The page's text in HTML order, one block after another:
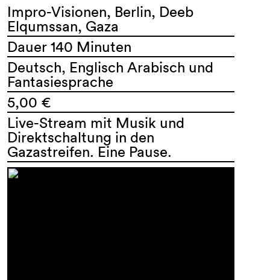
Impro-Visionen, Berlin, Deeb
Elqumssan, Gaza
Dauer 140 Minuten
Deutsch, Englisch Arabisch und
Fantasiesprache
5,00 €
Live-Stream mit Musik und
Direktschaltung in den
Gazastreifen. Eine Pause.